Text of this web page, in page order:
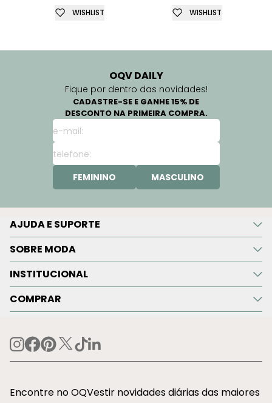
WISHLIST
WISHLIST
OQV DAILY
Fique por dentro das novidades!
CADASTRE-SE E GANHE 15% DE
DESCONTO NA PRIMEIRA COMPRA.
FEMININO MASCULINO
AJUDA E SUPORTE
SOBRE MODA
INSTITUCIONAL
COMPRAR
Encontre no OQVestir novidades diárias das maiores